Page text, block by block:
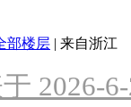
部楼层 | 来自浙江
2026-